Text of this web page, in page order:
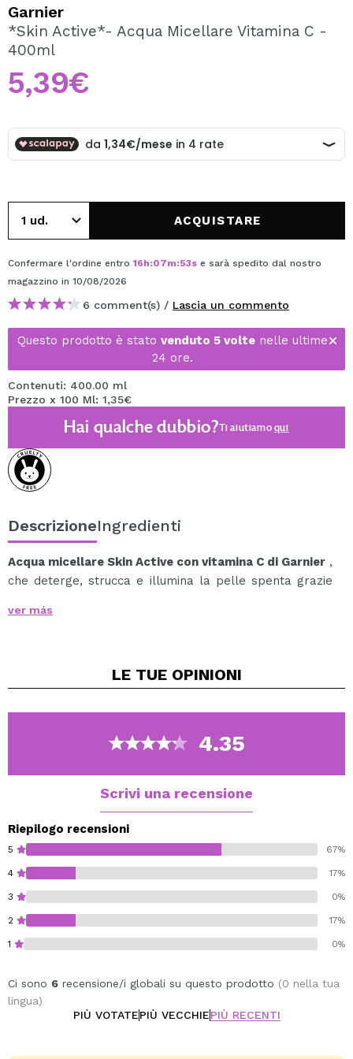
Creando un account su Maquibeauty.it potrai fare i tuoi
acquisti velocemente, controllare lo stato dei tuoi ordini e
Garnier
*Skin Active*- Acqua Micellare Vitamina C -
400ml
5,39€
ACQUISTARE
Confermare l'ordine entro 16h:07m:53s e sarà spedito dal nostro
magazzino in 10/08/2026
6 comment(s) / Lascia un commento
Questo prodotto è stato venduto 5 volte nelle ultime
24 ore.
Contenuti: 400.00 ml
Prezzo x 100 Ml: 1,35€
Hai qualche dubbio?Ti aiutiamoqui
DescrizioneIngredienti
Acqua micellare Skin Active con vitamina C di Garnier ,
che deterge, strucca e illumina la pelle spenta grazie
Rimuovi il trucco e illumina la pelle con quest'acqua
sporco, trucco e impurità dalla pelle.
anche le più sensibili, per l'applicazione su viso, occhi e
Bottiglia realizzata al 100% in plastica riciclata.
ver más
LE TUE OPINIONI
4.35
Scrivi una recensione
Riepilogo recensioni
5 67%
4 17%
3 0%
2 17%
1 0%
Ci sono 6 recensione/i globali su questo prodotto (0 nella tua
lingua)
PIÙ VOTATEPIÙ VECCHIEPIÙ RECENTI